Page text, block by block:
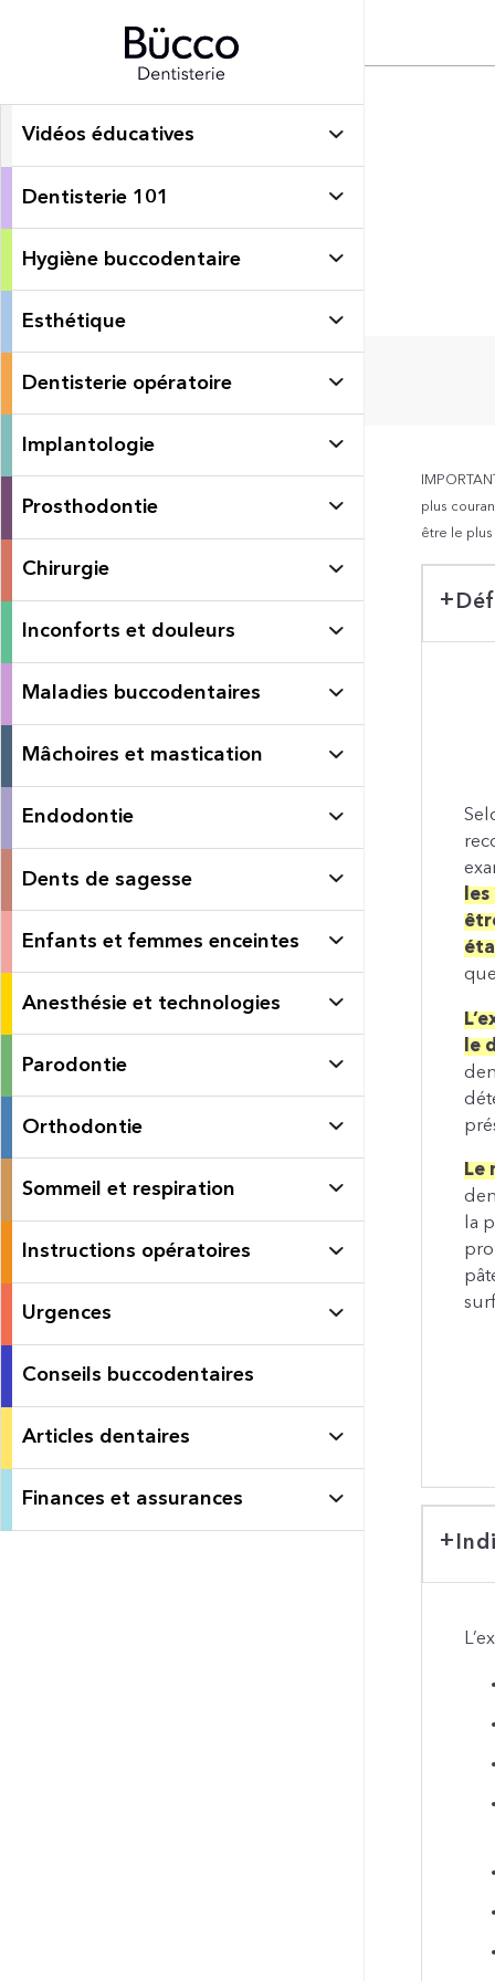
Vidéos éducatives
Dentisterie 101
Hygiène buccodentaire
Esthétique
Dentisterie opératoire
Implantologie
Prosthodontie
Chirurgie
Inconforts et douleurs
Maladies buccodentaires
Mâchoires et mastication
Endodontie
Dents de sagesse
Enfants et femmes enceintes
Anesthésie et technologies
Parodontie
Orthodontie
Sommeil et respiration
Instructions opératoires
Urgences
Conseils buccodentaires
Articles dentaires
Finances et assurances
plus
être le
les
le
Le
la